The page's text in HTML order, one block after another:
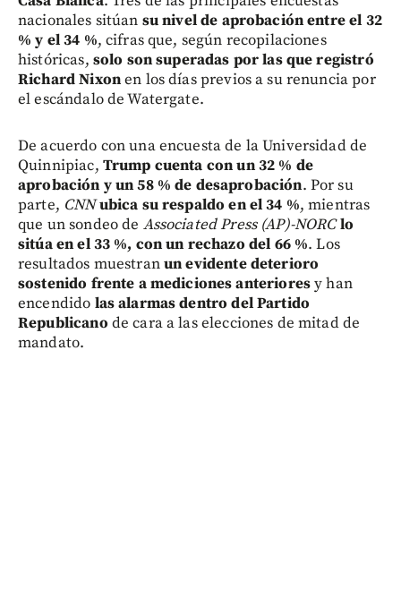
nacionales sitúan su nivel de aprobación entre el 32
% y el 34 %, cifras que, según recopilaciones
históricas, solo son superadas por las que registró
Richard Nixonen los días previos a su renuncia por
el escándalo de Watergate.
De acuerdo con una encuesta de la Universidad de
Quinnipiac, Trump cuenta con un 32 % de
aprobación y un 58 % de desaprobación. Por su
parte, CNNubica su respaldo en el 34 %, mientras
que un sondeo de Associated Press (AP)-NORClo
sitúa en el 33 %, con un rechazo del 66 %. Los
resultados muestranun evidente deterioro
sostenido frente a mediciones anterioresy han
encendido las alarmas dentro del Partido
Republicano de cara a las elecciones de mitad de
mandato.